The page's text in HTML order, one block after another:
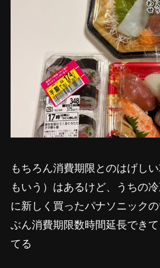
もちろん消費期限とのはげし
もいう）はあるけど、うちの
に新しく買ったパナソニック
ぶん消費期限数時間延長でき
てる